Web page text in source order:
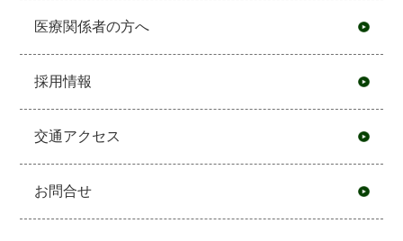
医療関係者の方へ
採用情報
交通アクセス
お問合せ